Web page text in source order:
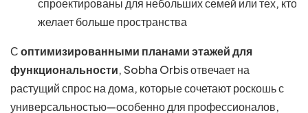
спроектированы для небольших семей или тех, кто
желает больше пространства
Соптимизированными планами этажей для
функциональности, Sobha Orbis отвечает на
растущий спрос на дома, которые сочетают роскошь с
универсальностью—особенно для профессионалов,